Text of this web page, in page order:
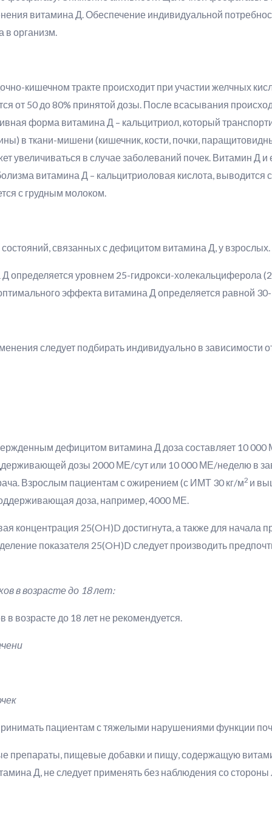
витамина Д. Обеспечение индивидуальной
в организм.
кишечном тракте происходит при участии желчных
от 50 до 80% принятой дозы. После всасывания
форма витамина Д – кальцитриол, который
в ткани-мишени (кишечник, кости, почки,
увеличиваться в случае заболеваний почек. Витамин Д
витамина Д – кальцитриоловая кислота, выводится
с грудным молоком.
связанных с дефицитом витамина Д, у взрослых.
определяется уровнем 25-гидрокси-холекальциферола
эффекта витамина Д определяется равной
следует подбирать индивидуально в зависимости
дефицитом витамина Д доза составляет 10 000
дозы 2000 МЕ/сут или 10 000 МЕ/неделю в
Взрослым пациентам с ожирением (с ИМТ 30 кг/м2 и
доза, например, 4000 МЕ.
концентрация 25(OH)D достигнута, а также для
показателя 25(OH)D следует производить
в возрасте до 18 лет:
возрасте до 18 лет не рекомендуется.
пациентам с тяжелыми нарушениями функции
препараты, пищевые добавки и пищу, содержащую
Д, не следует применять без наблюдения со